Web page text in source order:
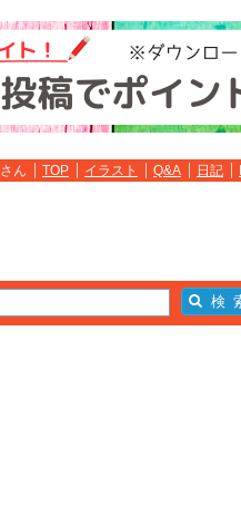
さん TOP イラスト Q&A 日記